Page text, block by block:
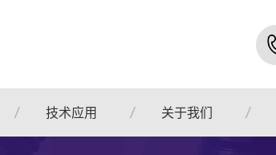
技术应用 关于我们